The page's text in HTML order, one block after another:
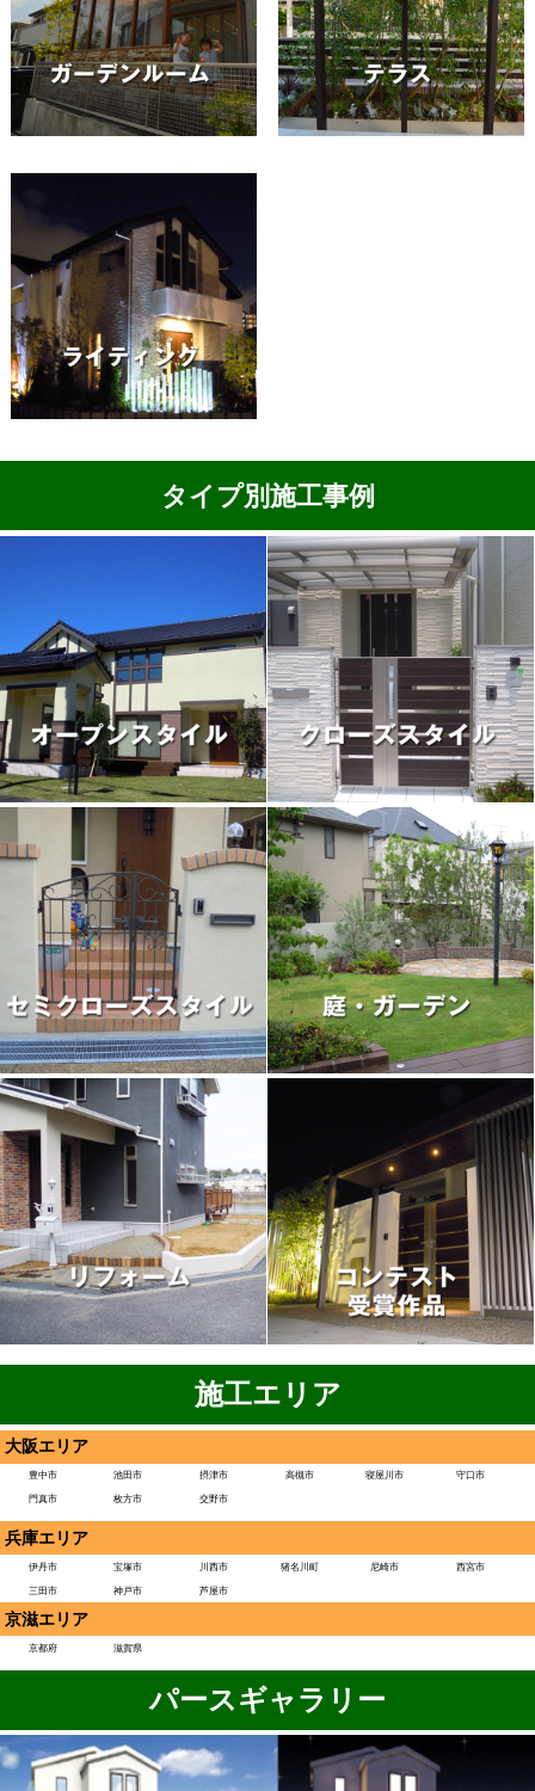
タイプ別施工事例
施工エリア
大阪エリア
豊中市 池田市 摂津市 高槻市 寝屋川市 守口市
門真市 枚方市 交野市
兵庫エリア
伊丹市 宝塚市 川西市 猪名川町 尼崎市 西宮市
三田市 神戸市 芦屋市
京滋エリア
京都府 滋賀県
パースギャラリー